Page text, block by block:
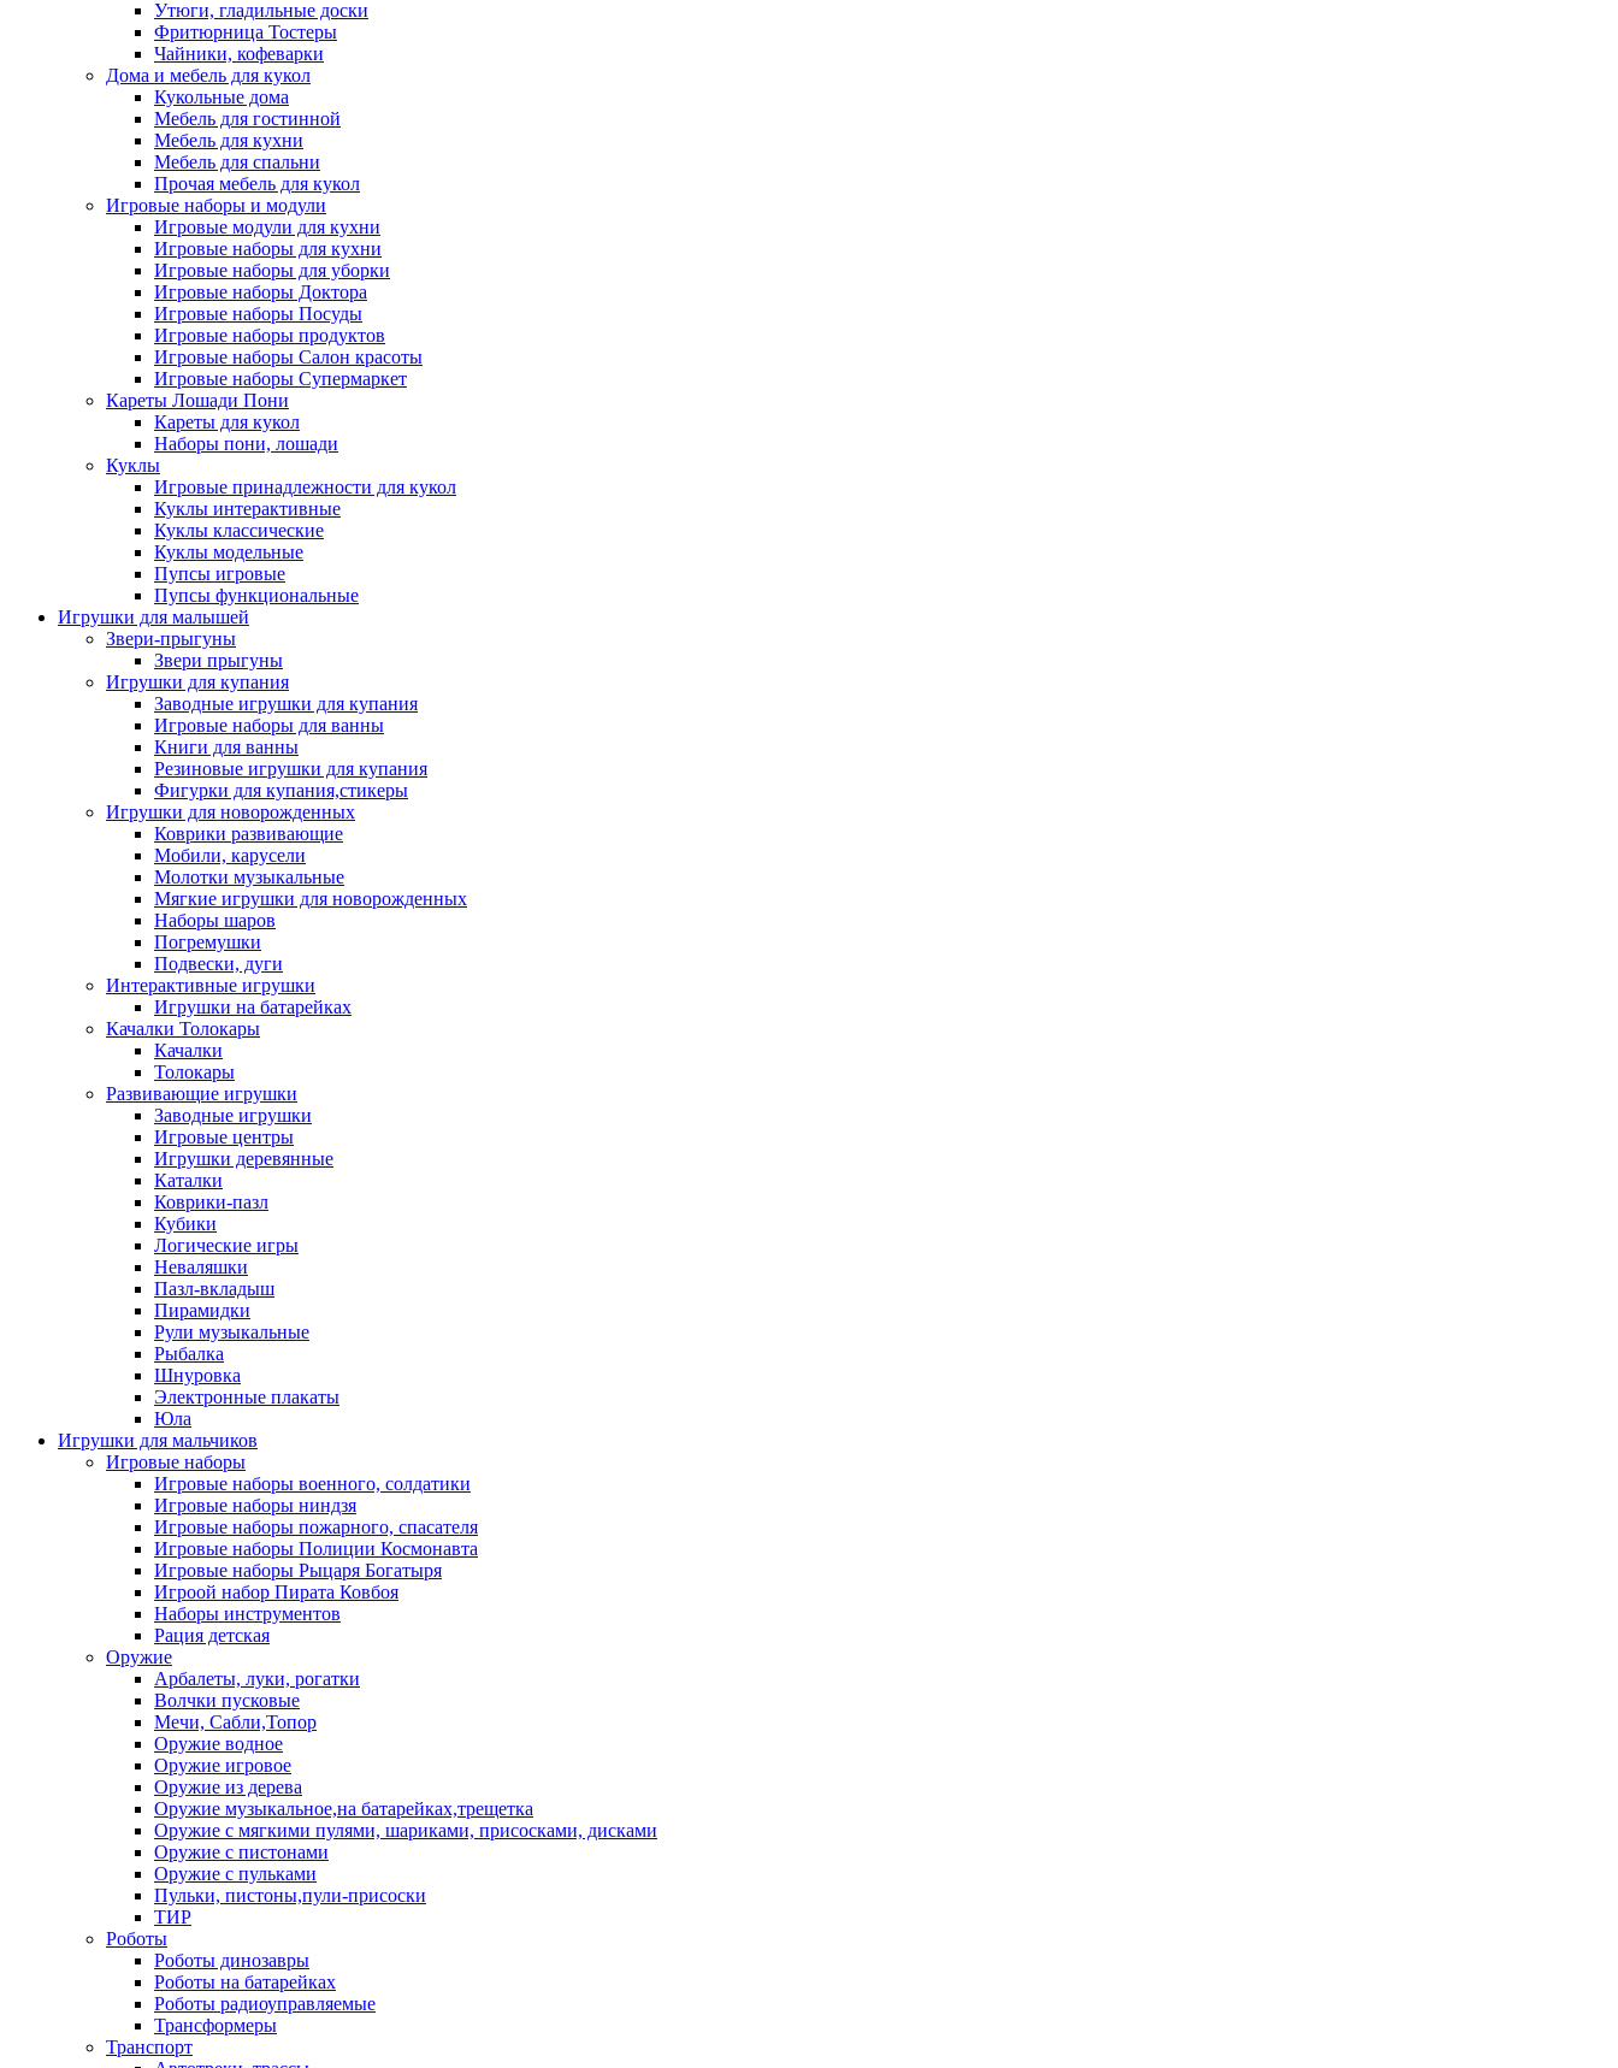
Утюги, гладильные доски
Фритюрница Тостеры
Чайники, кофеварки
Дома и мебель для кукол
Кукольные дома
Мебель для гостинной
Мебель для кухни
Мебель для спальни
Прочая мебель для кукол
Игровые наборы и модули
Игровые модули для кухни
Игровые наборы для кухни
Игровые наборы для уборки
Игровые наборы Доктора
Игровые наборы Посуды
Игровые наборы продуктов
Игровые наборы Салон красоты
Игровые наборы Супермаркет
Кареты Лошади Пони
Кареты для кукол
Наборы пони, лошади
Куклы
Игровые принадлежности для кукол
Куклы интерактивные
Куклы классические
Куклы модельные
Пупсы игровые
Пупсы функциональные
Игрушки для малышей
Звери-прыгуны
Звери прыгуны
Игрушки для купания
Заводные игрушки для купания
Игровые наборы для ванны
Книги для ванны
Резиновые игрушки для купания
Фигурки для купания,стикеры
Игрушки для новорожденных
Коврики развивающие
Мобили, карусели
Молотки музыкальные
Мягкие игрушки для новорожденных
Наборы шаров
Погремушки
Подвески, дуги
Интерактивные игрушки
Игрушки на батарейках
Качалки Толокары
Качалки
Толокары
Развивающие игрушки
Заводные игрушки
Игровые центры
Игрушки деревянные
Каталки
Коврики-пазл
Кубики
Логические игры
Неваляшки
Пазл-вкладыш
Пирамидки
Рули музыкальные
Рыбалка
Шнуровка
Электронные плакаты
Юла
Игрушки для мальчиков
Игровые наборы
Игровые наборы военного, солдатики
Игровые наборы ниндзя
Игровые наборы пожарного, спасателя
Игровые наборы Полиции Космонавта
Игровые наборы Рыцаря Богатыря
Игроой набор Пирата Ковбоя
Наборы инструментов
Рация детская
Оружие
Арбалеты, луки, рогатки
Волчки пусковые
Мечи, Сабли,Топор
Оружие водное
Оружие игровое
Оружие из дерева
Оружие музыкальное,на батарейках,трещетка
Оружие с мягкими пулями, шариками, присосками, дисками
Оружие с пистонами
Оружие с пульками
Пульки, пистоны,пули-присоски
ТИР
Роботы
Роботы динозавры
Роботы на батарейках
Роботы радиоуправляемые
Трансформеры
Транспорт